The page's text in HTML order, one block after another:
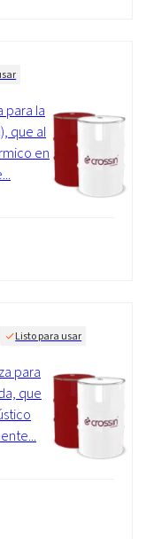
para la
que al
en
Listo para usar
para
que